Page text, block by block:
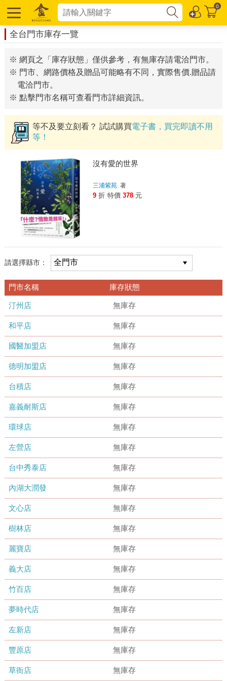
0
全台門市庫存一覽
※ 網頁之「庫存狀態」僅供參考，有無庫存請電洽門市。
※ 門市、網路價格及贈品可能略有不同，實際售價.贈品請
電洽門市。
※ 點擊門市名稱可查看門市詳細資訊。
等不及要立刻看？ 試試購買電子書，買完即讀不用
等！
沒有愛的世界
三浦紫苑 著
9 折 特價 378 元
請選擇縣市：
門市名稱 庫存狀態
汀州店 無庫存
和平店 無庫存
國醫加盟店 無庫存
德明加盟店 無庫存
台積店 無庫存
嘉義耐斯店 無庫存
環球店 無庫存
左營店 無庫存
台中秀泰店 無庫存
內湖大潤發 無庫存
文心店 無庫存
樹林店 無庫存
麗寶店 無庫存
義大店 無庫存
竹百店 無庫存
夢時代店 無庫存
左新店 無庫存
豐原店 無庫存
草衙店 無庫存